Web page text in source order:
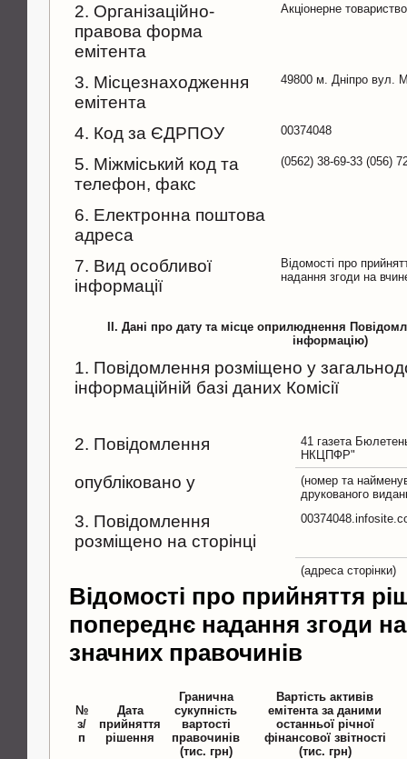
2. Організаційно-
правова форма
емітента
Акціонерне товариство
3. Місцезнаходження
емітента
49800 м. Днiпро вул.
4. Код за ЄДРПОУ 00374048
5. Міжміський код та
телефон, факс
(0562) 38-69-33 (056)
6. Електронна поштова
адреса
7. Вид особливої
інформації
Відомості про
надання згоди на
II. Дані про дату та місце оприлюднення
інформацію)
1. Повідомлення розміщено у
інформаційній базі даних Комісії
2. Повідомлення
41 газета
НКЦПФР"
опубліковано у
(номер та
друкованого
3. Повідомлення
розміщено на сторінці
(адреса сторінки)
Відомості про прийняття
попереднє надання згоди
значних правочинів
№
з/
п
Дата
прийняття
рішення
Гранична
сукупність
вартості
правочинів
(тис. грн)
Вартість активів
емітента за даними
останньої річної
фінансової звітності
(тис. грн)